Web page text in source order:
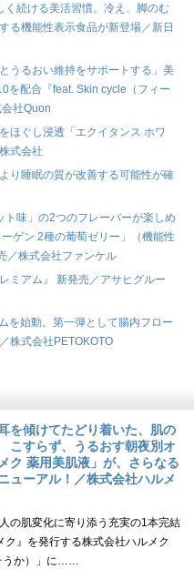
続ける美活習慣。冷え、脚のむ
る機能性表示食品が新登場／新日
うるおい維持をサポートする」美
を配合『feat. Skin cycle（フィー
社Quon
ほぐし浸透「エクイタンス ホワ
式会社
り睡眠の質が改善する可能性が確
味」の2つのフレーバーが楽しめ
ゲン 2種の葡萄ゼリー」（機能性
／株式会社ファンケル
ミアム』 新発売／アサヒグルー
を始動。第一弾として腸内フロー
株式会社PETOKOTO
を傾けてたどり着いた、肌の
こすらず、うるおす朝夜別オ
ク 薬用美肌液」が、さらなる
ューアル！／株式会社ハルメ
の肌変化に寄り添う充実の1本完結
』を発行する株式会社ハルメク
うか）」に……